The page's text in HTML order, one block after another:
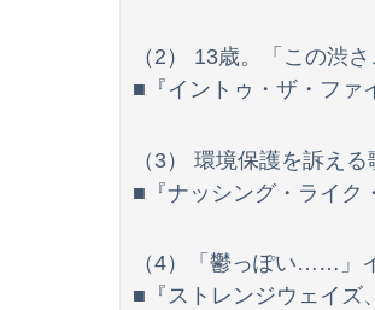
（2） 13歳。「この渋
■『イントゥ・ザ・フ
（3） 環境保護を訴え
■『ナッシング・ライ
（4）「鬱っぽい……」
■『ストレンジウェイ